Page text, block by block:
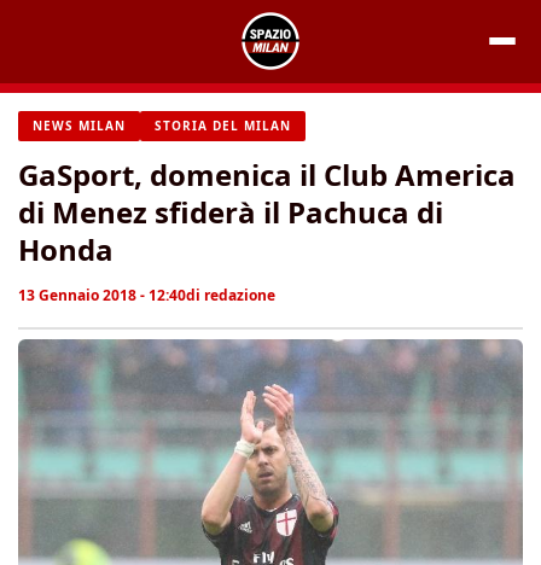
contenuto
NEWS MILAN STORIA DEL MILAN
GaSport, domenica il Club America
di Menez sfiderà il Pachuca di
Honda
13 Gennaio 2018 - 12:40di redazione